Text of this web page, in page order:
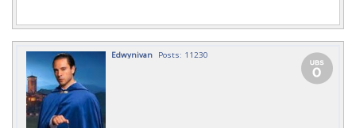
Edwynivan Posts: 11230